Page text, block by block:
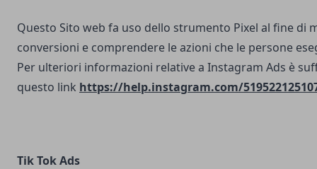
Questo Sito web fa uso dello strumento Pixel al fine di
conversioni e comprendere le azioni che le persone
Per ulteriori informazioni relative a Instagram Ads è
questo link https://help.instagram.com/
Tik Tok Ads